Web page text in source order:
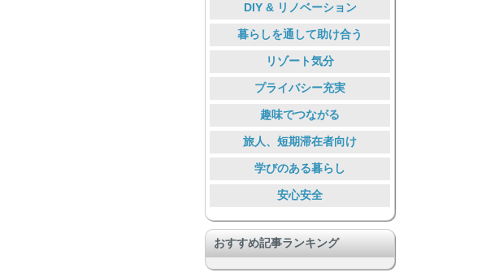
DIY & リノベーション
暮らしを通して助け合う
リゾート気分
プライバシー充実
趣味でつながる
旅人、短期滞在者向け
学びのある暮らし
安心安全
ペットと暮らす
国際国流もできる
おすすめ記事ランキング